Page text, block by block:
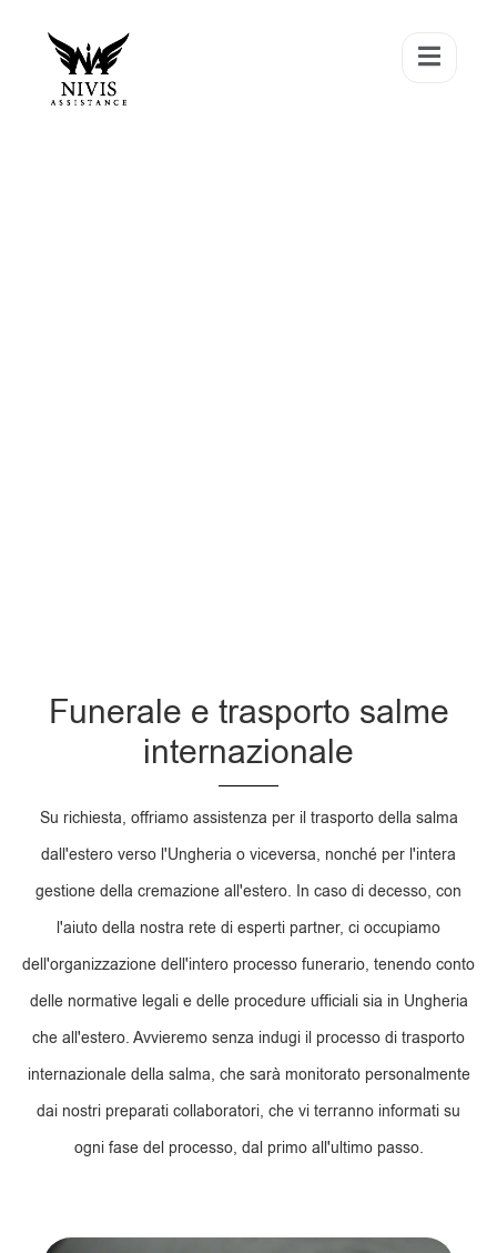
Funerale e trasporto salme
internazionale
Su richiesta, offriamo assistenza per il trasporto della salma
dall'estero verso l'Ungheria o viceversa, nonché per l'intera
gestione della cremazione all'estero. In caso di decesso, con
l'aiuto della nostra rete di esperti partner, ci occupiamo
dell'organizzazione dell'intero processo funerario, tenendo conto
delle normative legali e delle procedure ufficiali sia in Ungheria
che all'estero. Avvieremo senza indugi il processo di trasporto
internazionale della salma, che sarà monitorato personalmente
dai nostri preparati collaboratori, che vi terranno informati su
ogni fase del processo, dal primo all'ultimo passo.